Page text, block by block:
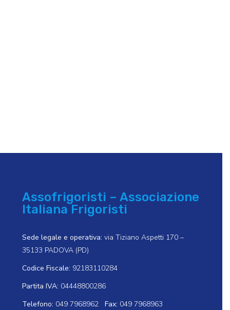
Assofrigoristi – Associazione
Italiana Frigoristi
Sede legale e operativa: via Tiziano Aspetti 170 –
35133 PADOVA (PD)
Codice Fiscale: 92183110284
Partita IVA: 04448800286
Telefono: 049 7968962 Fax: 049 7968963